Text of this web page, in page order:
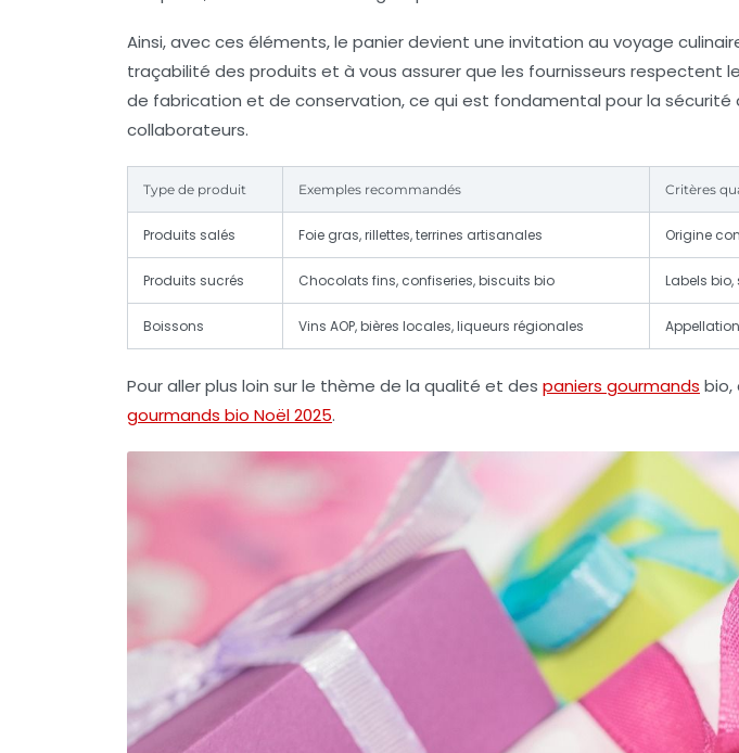
Ainsi, avec ces éléments, le panier devient une invitation au voyage
traçabilité des produits et à vous assurer que les fournisseurs respectent
de fabrication et de conservation, ce qui est fondamental pour la
collaborateurs.
Type de produit Exemples recommandés Critères
Produits salés Foie gras, rillettes, terrines artisanales Origine
Produits sucrés Chocolats fins, confiseries, biscuits bio Labels
Boissons Vins AOP, bières locales, liqueurs régionales
Pour aller plus loin sur le thème de la qualité et des paniers gourmands bio,
gourmands bio Noël 2025.